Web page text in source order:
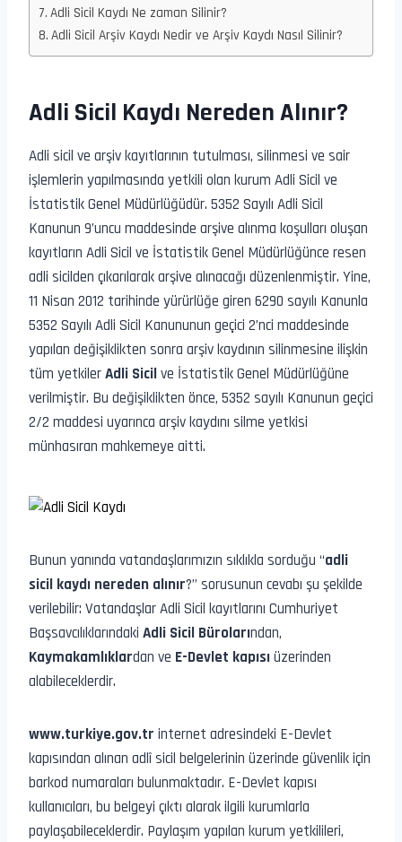
Adli Sicil Kaydı Ne zaman Silinir?
Adli Sicil Arşiv Kaydı Nedir ve Arşiv Kaydı Nasıl Silinir?
Adli Sicil Kaydı Nereden Alınır?
Adli sicil ve arşiv kayıtlarının tutulması, silinmesi ve sair
işlemlerin yapılmasında yetkili olan kurum Adli Sicil ve
İstatistik Genel Müdürlüğüdür. 5352 Sayılı Adli Sicil
Kanunun 9’uncu maddesinde arşive alınma koşulları oluşan
kayıtların Adli Sicil ve İstatistik Genel Müdürlüğünce resen
adli sicilden çıkarılarak arşive alınacağı düzenlenmiştir. Yine,
11 Nisan 2012 tarihinde yürürlüğe giren 6290 sayılı Kanunla
5352 Sayılı Adli Sicil Kanununun geçici 2’nci maddesinde
yapılan değişiklikten sonra arşiv kaydının silinmesine ilişkin
tüm yetkilerAdli Sicilve İstatistik Genel Müdürlüğüne
verilmiştir. Bu değişiklikten önce, 5352 sayılı Kanunun geçici
2/2 maddesi uyarınca arşiv kaydını silme yetkisi
münhasıran mahkemeye aitti.
Bunun yanında vatandaşlarımızın sıklıkla sorduğu “adli
sicil kaydı nereden alınır?” sorusunun cevabı şu şekilde
verilebilir: Vatandaşlar Adli Sicil kayıtlarını Cumhuriyet
Başsavcılıklarındaki Adli Sicil Bürolarından,
Kaymakamlıklardan ve E-Devlet kapısıüzerinden
alabileceklerdir.
www.turkiye.gov.tr internet adresindeki E-Devlet
kapısından alınan adlî sicil belgelerinin üzerinde güvenlik için
barkod numaraları bulunmaktadır. E-Devlet kapısı
kullanıcıları, bu belgeyi çıktı alarak ilgili kurumlarla
paylaşabileceklerdir. Paylaşım yapılan kurum yetkilileri,